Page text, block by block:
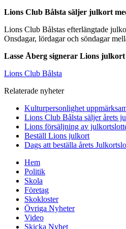
Lions Club Bålsta säljer julkort
Lions Club Bålstas efterlängtade
Onsdagar, lördagar och söndagar
Lasse Åberg signerar Lions
Lions Club Bålsta
Relaterade nyheter
Kulturpersonlighet
Lions Club Bålsta säljer årets
Lions försäljning av
Beställ Lions julkort
Dags att beställa årets
Hem
Politik
Skola
Företag
Skokloster
Övriga Nyheter
Video
Skicka Nyhet